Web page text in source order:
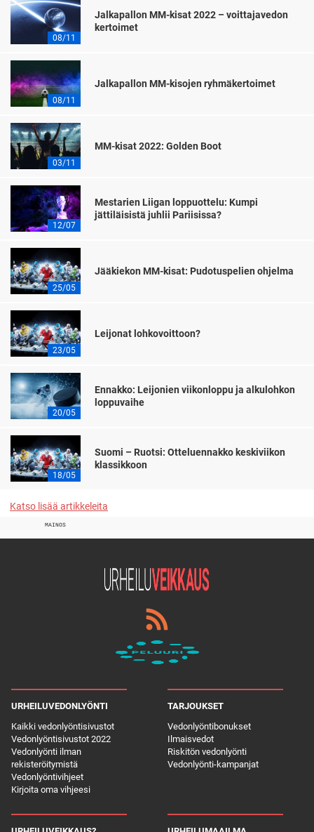
08/11
Jalkapallon MM-kisat 2022 – voittajavedon
kertoimet
08/11
Jalkapallon MM-kisojen ryhmäkertoimet
03/11
MM-kisat 2022: Golden Boot
12/07
Mestarien Liigan loppuottelu: Kumpi
jättiläisistä juhlii Pariisissa?
25/05
Jääkiekon MM-kisat: Pudotuspelien ohjelma
23/05
Leijonat lohkovoittoon?
20/05
Ennakko: Leijonien viikonloppu ja alkulohkon
loppuvaihe
18/05
Suomi – Ruotsi: Otteluennakko keskiviikon
klassikkoon
Katso lisää artikkeleita
MAINOS
URHEILUVEDONLYÖNTI
Kaikki vedonlyöntisivustot
Vedonlyöntisivustot 2022
Vedonlyönti ilman
rekisteröitymistä
Vedonlyöntivihjeet
Kirjoita oma vihjeesi
TARJOUKSET
Vedonlyöntibonukset
Ilmaisvedot
Riskitön vedonlyönti
Vedonlyönti-kampanjat